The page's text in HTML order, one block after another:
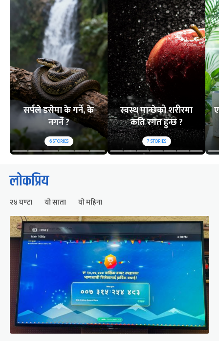
सर्पले डसेमा के गर्ने, के
नगर्ने ?
6STORIES
स्वस्थ मान्छेको शरीरमा
कति रगत हुन्छ ?
7STORIES
लोकप्रिय
२४ घण्टा यो साता यो महिना